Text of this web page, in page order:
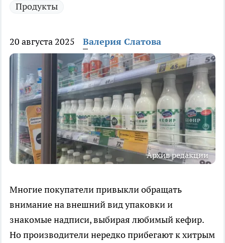
Продукты
20 августа 2025 Валерия Слатова
Архив редакции
Многие покупатели привыкли обращать
внимание на внешний вид упаковки и
знакомые надписи, выбирая любимый кефир.
Но производители нередко прибегают к хитрым